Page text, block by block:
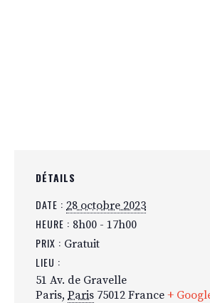
DÉTAILS
DATE : 28 octobre 2023
HEURE : 8h00 - 17h00
PRIX : Gratuit
LIEU :
51 Av. de Gravelle
Paris, Paris 75012 France +